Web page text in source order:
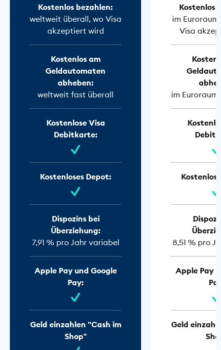
Kostenlos bezahlen:
weltweit überall, wo Visa
akzeptiert wird
Kostenlos am
Geldautomaten
abheben:
weltweit fast überall
Kostenlose Visa
Debitkarte:
Kostenloses Depot:
Dispozins bei
Überziehung:
7,91 % pro Jahr variabel
Apple Pay und Google
Pay:
Geld einzahlen "Cash im
Shop"
Kostenlos
im
Visa
im
8,51 % pro
Apple Pay
Geld